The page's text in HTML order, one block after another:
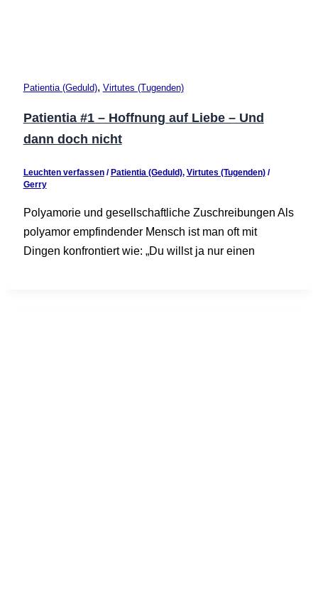
Patientia (Geduld), Virtutes (Tugenden)
Patientia #1 – Hoffnung auf Liebe – Und
dann doch nicht
Leuchten verfassen / Patientia (Geduld), Virtutes (Tugenden)/
Gerry
Polyamorie und gesellschaftliche Zuschreibungen Als
polyamor empfindender Mensch ist man oft mit
Dingen konfrontiert wie: „Du willst ja nur einen